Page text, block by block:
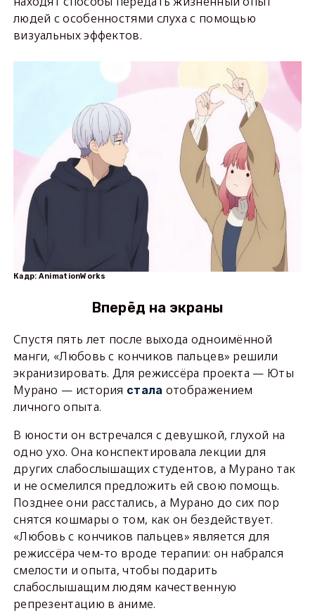
людей с особенностями слуха с помощью
визуальных эффектов.
Кадр: AnimationWorks
Вперёд на экраны
Спустя пять лет после выхода одноимённой
манги, «Любовь с кончиков пальцев» решили
экранизировать. Для режиссёра проекта — Юты
Мурано — история стала отображением
личного опыта.
В юности он встречался с девушкой, глухой на
одно ухо. Она конспектировала лекции для
других слабослышащих студентов, а Мурано так
и не осмелился предложить ей свою помощь.
Позднее они расстались, а Мурано до сих пор
снятся кошмары о том, как он бездействует.
«Любовь с кончиков пальцев» является для
режиссёра чем-то вроде терапии: он набрался
смелости и опыта, чтобы подарить
слабослышащим людям качественную
репрезентацию в аниме.